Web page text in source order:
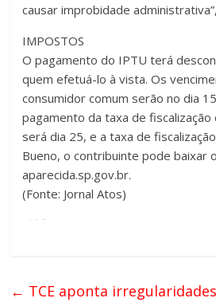
causar improbidade
IMPOSTOS
O pagamento do IPTU terá
quem efetuá-lo à vista. Os
consumidor comum serão no dia
pagamento da taxa de fiscalização
será dia 25, e a taxa de
Bueno, o contribuinte pode baixar
aparecida.sp.gov.br.
(Fonte: Jornal Atos)
← TCE aponta